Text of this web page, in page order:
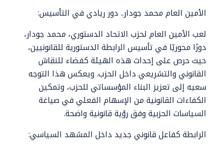
الأمين العام محمد جودار.. دور ريادي في التأسيس:
لعب الأمين العام لحزب الاتحاد الدستوري، محمد جودار،
دورًا محوريًا في تأسيس الرابطة الدستورية للقانونيين،
حيث حرص على إحداث هذه الهيئة كفضاء للنقاش
القانوني والتشريعي داخل الحزب. ويعكس هذا التوجه
سعيه إلى تعزيز البناء المؤسساتي للحزب، وتمكين
الكفاءات القانونية من الإسهام الفعلي في صياغة
السياسات الحزبية وفق رؤية قانونية واضحة.
الرابطة كفاعل قانوني جديد داخل المشهد السياسي: